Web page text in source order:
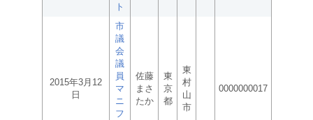
ト
2015年3月12
日
市
議
会
議
員
マ
ニ
フ
佐藤
まさ
たか
東
京
都
東
村
山
市
0000000017